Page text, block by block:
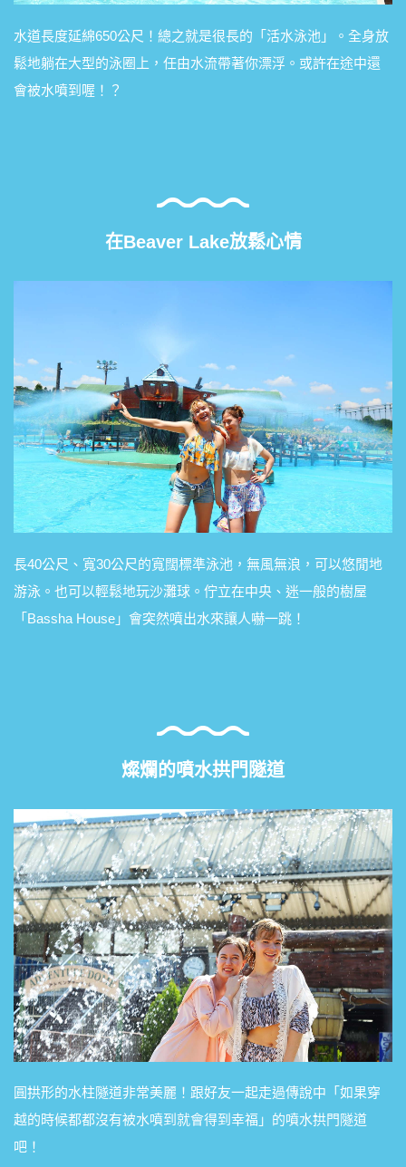
水道長度延綿650公尺！總之就是很長的「活水泳池」。全身放
鬆地躺在大型的泳圈上，任由水流帶著你漂浮。或許在途中還
會被水噴到喔！？
在Beaver Lake放鬆心情
長40公尺、寬30公尺的寬闊標準泳池，無風無浪，可以悠閒地
游泳。也可以輕鬆地玩沙灘球。佇立在中央、迷一般的樹屋
「Bassha House」會突然噴出水來讓人嚇一跳！
燦爛的噴水拱門隧道
圓拱形的水柱隧道非常美麗！跟好友一起走過傳說中「如果穿
越的時候都都沒有被水噴到就會得到幸福」的噴水拱門隧道
吧！